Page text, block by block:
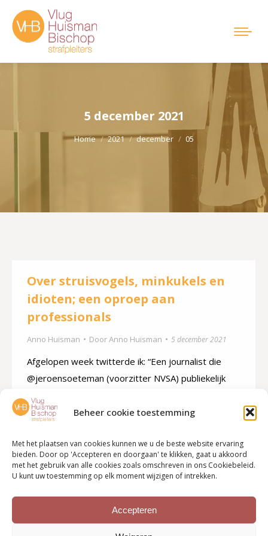
Beheer cookie toestemming
Met het plaatsen van cookies kunnen we u de beste website ervaring
bieden. Door op 'Accepteren en doorgaan' te klikken, gaat u akkoord
met het gebruik van alle cookies zoals omschreven in ons Cookiebeleid.
U kunt uw toestemming op elk moment wijzigen of intrekken.
Accepteren
5 december 2021
Home 2021 december 05
Over struisvogels, minkukels en
idioten; een oproep aan
professionals
Anno Huisman DoorAnno Huisman 5 december 2021
Afgelopen week twitterde ik: “Een journalist die
@jeroensoeteman (voorzitter NVSA) publiekelijk
belachelijk maakt en neerzet als “struisvogel”, heeft
voor mij afgedaan. Het commentaar van
kundig, betrokken en constructief, ook mbt het
onderwerp van deze column.” Aanleiding voor mijn
tweet was een column van John van den Heuvel in
de Telegraaf die…